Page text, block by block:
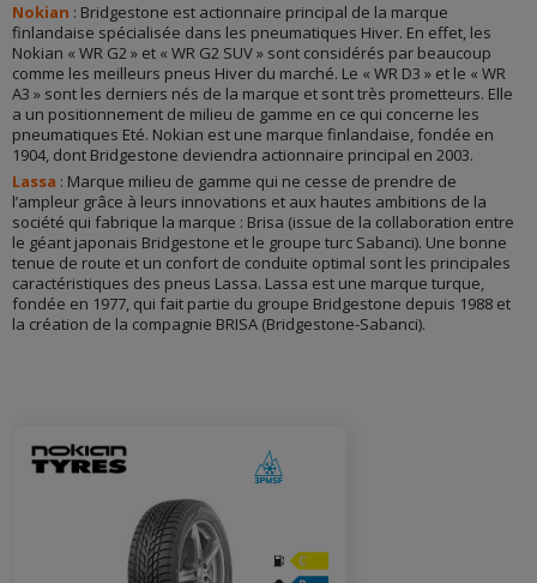
Nokian : Bridgestone est actionnaire principal de la marque
finlandaise spécialisée dans les pneumatiques Hiver. En effet, les
Nokian « WR G2 » et « WR G2 SUV » sont considérés par beaucoup
comme les meilleurs pneus Hiver du marché. Le « WR D3 » et le « WR
A3 » sont les derniers nés de la marque et sont très prometteurs. Elle
a un positionnement de milieu de gamme en ce qui concerne les
pneumatiques Eté. Nokian est une marque finlandaise, fondée en
1904, dont Bridgestone deviendra actionnaire principal en 2003.
Lassa : Marque milieu de gamme qui ne cesse de prendre de
l’ampleur grâce à leurs innovations et aux hautes ambitions de la
société qui fabrique la marque : Brisa (issue de la collaboration entre
le géant japonais Bridgestone et le groupe turc Sabanci). Une bonne
tenue de route et un confort de conduite optimal sont les principales
caractéristiques des pneus Lassa. Lassa est une marque turque,
fondée en 1977, qui fait partie du groupe Bridgestone depuis 1988 et
la création de la compagnie BRISA (Bridgestone-Sabanci).